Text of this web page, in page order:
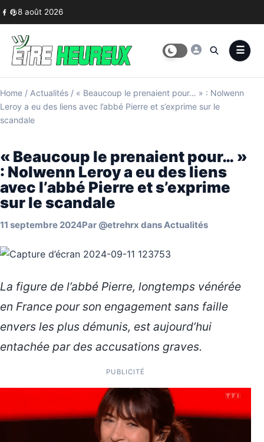
Skip to content
8 août 2026
Home / Actualités / « Beaucoup le prenaient pour… » : Nolwenn
Leroy a eu des liens avec l’abbé Pierre et s’exprime sur le
scandale
« Beaucoup le prenaient pour… »
: Nolwenn Leroy a eu des liens
avec l’abbé Pierre et s’exprime
sur le scandale
11 septembre 2024Par @etrehrx dansActualités
La figure de l’abbé Pierre, longtemps vénérée
en France pour son engagement sans faille
envers les plus démunis, est aujourd’hui
entachée par des accusations graves.
PUBLICITÉ